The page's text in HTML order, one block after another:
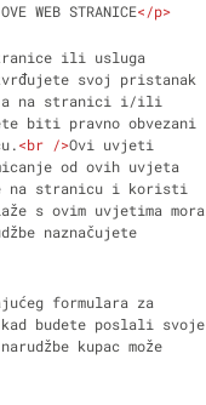
WEB STRANICE</p>
ili usluga
svoj pristanak
na stranici i/ili
biti pravno obvezani
<br />Ovi uvjeti
od ovih uvjeta
na stranicu i koristi
s ovim uvjetima mora
naznačujete
formulara za
kad budete poslali svoje
kupac može